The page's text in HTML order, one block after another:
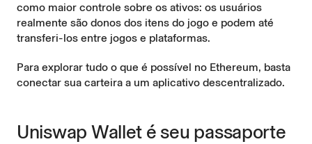
como maior controle sobre os ativos: os usuários
realmente são donos dos itens do jogo e podem até
transferi-los entre jogos e plataformas.
Para explorar tudo o que é possível no Ethereum, basta
conectar sua carteira a um aplicativo descentralizado.
Uniswap Wallet é seu passaporte